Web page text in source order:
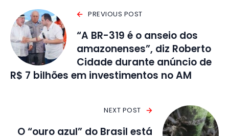
PREVIOUS POST
“A BR-319 é o anseio dos
amazonenses”, diz Roberto
Cidade durante anúncio de
R$ 7 bilhões em investimentos no AM
NEXT POST
O “ouro azul” do Brasil está